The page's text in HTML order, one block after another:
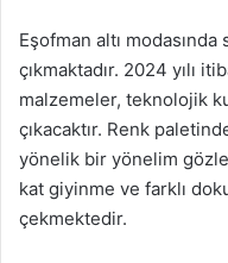
Eşofman altı
çıkmaktadır. 2024 yılı
malzemeler, teknolojik
çıkacaktır. Renk
yönelik bir yönelim
kat giyinme ve farklı
çekmektedir.